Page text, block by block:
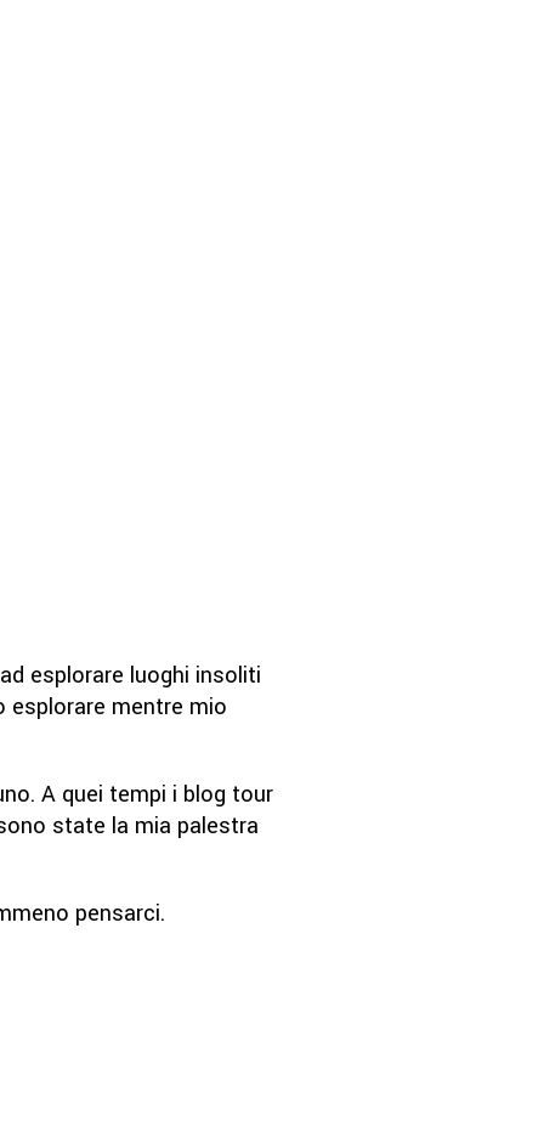
esplorare luoghi insoliti
esplorare mentre mio
A quei tempi i blog tour
state la mia palestra
pensarci.